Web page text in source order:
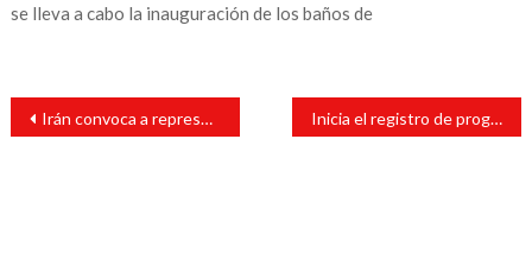
se lleva a cabo la inauguración de los baños de
Navegación
entradas
Irán convoca a representantes de Holanda, Dinamarca y R.Unido por atentado Inicia el registro de programas de becas para jóvenes: Cuitláhuac García